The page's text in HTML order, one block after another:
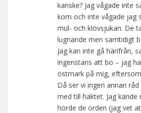
kanske? Jag vågade inte
kom och inte vågade jag
mul- och klövsjukan. De
lugnande men samtidigt
Jag kan inte gå härifrån,
ingenstans att bo – jag
östmark på mig,
Då ser vi ingen annan
med till häktet. Jag
hörde de orden (jag vet